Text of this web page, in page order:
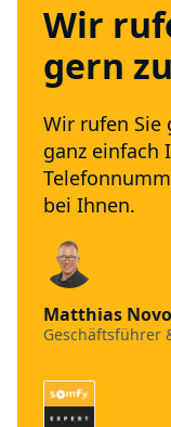
Wir
gern
Wir rufen Sie
ganz einfach
bei Ihnen.
Matthias
Geschäftsführer